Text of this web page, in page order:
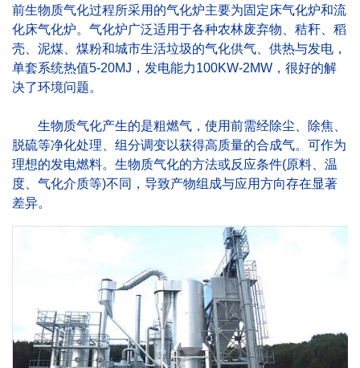
前生物质气化过程所采用的气化炉主要为固定床气化炉和流
化床气化炉。气化炉广泛适用于各种农林废弃物、秸秆、稻
壳、泥煤、煤粉和城市生活垃圾的气化供气、供热与发电，
单套系统热值5-20MJ，发电能力100KW-2MW，很好的解
决了环境问题。
生物质气化产生的是粗燃气，使用前需经除尘、除焦、
脱硫等净化处理、组分调变以获得高质量的合成气。可作为
理想的发电燃料。生物质气化的方法或反应条件(原料、温
度、气化介质等)不同‌，导致产物组成与应用方向存在显著
差异。